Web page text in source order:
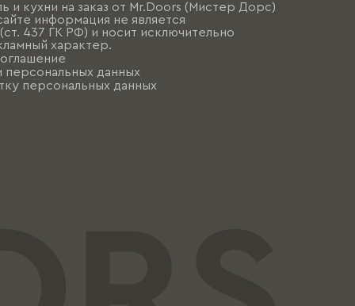
и кухни на заказ от Mr.Doors (Мистер Дорс)
информация не является
437 ГК РФ) и носит исключительно
характер.
персональных данных
персональных данных